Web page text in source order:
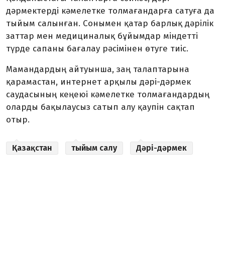
дәрмектерді кәмелетке толмағандарға сатуға да
тыйым салынған. Сонымен қатар барлық дәрілік
заттар мен медициналық бұйымдар міндетті
түрде сапаны бағалау рәсімінен өтуге тиіс.
Мамандардың айтуынша, заң талаптарына
қарамастан, интернет арқылы дәрі-дәрмек
саудасының кеңеюі кәмелетке толмағандардың
оларды бақылаусыз сатып алу қаупін сақтап
отыр.
Қазақстан тыйым салу Дәрі-дәрмек